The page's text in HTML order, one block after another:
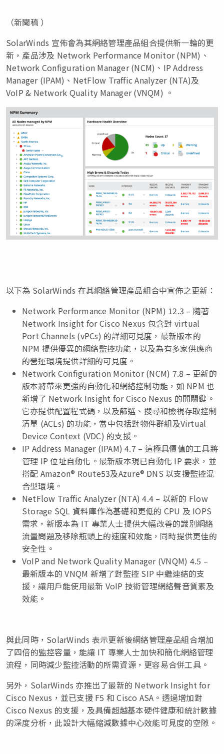
（新聞稿 ）
SolarWinds 宣佈會為其網絡管理產品組合提供新一輪的更
新，產品涉及 Network Performance Monitor (NPM)、
Network Configuration Manager (NCM)、IP Address
Manager (IPAM)、NetFlow Traffic Analyzer (NTA)及
VoIP & Network Quality Manager (VNQM) 。
以下為 SolarWinds 在其網絡管理產品組合中宣佈之更新：
Network Performance Monitor (NPM) 12.3 – 隨著
Network Insight for Cisco Nexus 包含對 virtual
Port Channels (vPCs) 的詳細可見度，最新版本的
NPM 提供優異的網絡監控功能，以及為有多家供應商
的營運環境提供詳細的可見度。
Network Configuration Monitor (NCM) 7.8 – 更新的
版本將帶來更強的自動化和網絡控制功能，如 NPM 也
新增了 Network Insight for Cisco Nexus 的開關鍵。
它亦提供配置程式碼，以及篩選、搜尋和檢視存取控制
清單 (ACLs) 的功能，當中包括對物件群組及Virtual
Device Context (VDC) 的支援。
IP Address Manager (IPAM) 4.7 – 這極具價值的工具將
管理 IP 位址自動化。最新版本現已自動化 IP 要求，並
搭配 Amazon® Route53及Azure® DNS 以支援監控混
合型環境。
NetFlow Traffic Analyzer (NTA) 4.4 – 以新的 Flow
Storage SQL 資料庫作為基礎和更低的 CPU 及 IOPS
需求，新版本為 IT 專業人士提供大幅改善的識別網絡
流量問題及移除瓶頸上的速度和效能，同時提供更佳的
安全性。
VoIP and Network Quality Manager (VNQM) 4.5 –
最新版本的 VNQM 新增了對監控 SIP 中繼連結的支
援，讓用戶能使用最新 VoIP 技術管理網絡聲音質素及
效能。
與此同時，SolarWinds 表示更新後網絡管理產品組合增加
了四倍的監控容量，能讓 IT 專業人士加快和簡化網絡管理
流程，同時減少監控活動的所需資源，更容易合併工具。
另外，SolarWinds 亦推出了最新的 Network Insight for
Cisco Nexus，並已支援 F5 和 Cisco ASA。透過增加對
Cisco Nexus 的支援，及具備超越基本硬件健康和統計數據
的深度分析，此設計大幅縮減數據中心效能可見度的空隙。